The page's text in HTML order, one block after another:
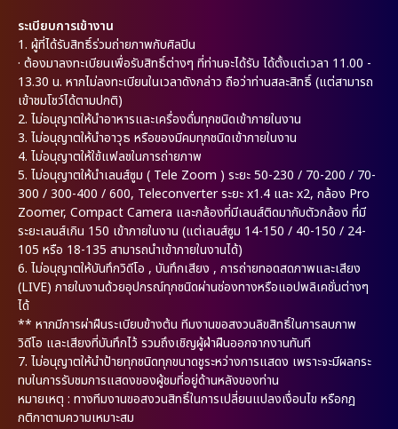
ระเบียบการเข้างาน
1. ผู้ที่ได้รับสิทธิ์ร่วมถ่ายภาพกับศิลปิน
· ต้องมาลงทะเบียนเพื่อรับสิทธิ์ต่างๆ ที่ท่านจะได้รับ ได้ตั้งแต่เวลา 11.00 -
13.30 น. หากไม่ลงทะเบียนในเวลาดังกล่าว ถือว่าท่านสละสิทธิ์ (แต่สามารถ
เข้าชมโชว์ได้ตามปกติ)
2. ไม่อนุญาตให้นำอาหารและเครื่องดื่มทุกชนิดเข้าภายในงาน
3. ไม่อนุญาตให้นำอาวุธ หรือของมีคมทุกชนิดเข้าภายในงาน
4. ไม่อนุญาตให้ใช้แฟลชในการถ่ายภาพ
5. ไม่อนุญาตให้นำเลนส์ซูม ( Tele Zoom ) ระยะ 50-230 / 70-200 / 70-
300 / 300-400 / 600, Teleconverter ระยะ x1.4 และ x2, กล้อง Pro
Zoomer, Compact Camera และกล้องที่มีเลนส์ติดมากับตัวกล้อง ที่มี
ระยะเลนส์เกิน 150 เข้าภายในงาน (แต่เลนส์ซูม 14-150 / 40-150 / 24-
105 หรือ 18-135 สามารถนำเข้าภายในงานได้)
6. ไม่อนุญาตให้บันทึกวิดีโอ , บันทึกเสียง , การถ่ายทอดสดภาพและเสียง
(LIVE) ภายในงานด้วยอุปกรณ์ทุกชนิดผ่านช่องทางหรือแอปพลิเคชั่นต่างๆ
ได้
** หากมีการผ่าฝืนระเบียบข้างต้น ทีมงานขอสงวนลิขสิทธิ์ในการลบภาพ
วิดีโอ และเสียงที่บันทึกไว้ รวมถึงเชิญผู้ฝ่าฝืนออกจากงานทันที
7. ไม่อนุญาตให้นำป้ายทุกชนิดทุกขนาดชูระหว่างการแสดง เพราะจะมีผลกระ
ทบในการรับชมการแสดงของผู้ชมที่อยู่ด้านหลังของท่าน
หมายเหตุ : ทางทีมงานขอสงวนสิทธิ์ในการเปลี่ยนแปลงเงื่อนไข หรือกฎ
กติกาตามความเหมาะสม